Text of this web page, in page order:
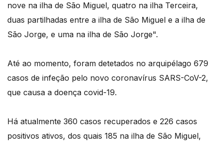
nove na ilha de São Miguel, quatro na ilha Terceira,
duas partilhadas entre a ilha de São Miguel e a ilha de
São Jorge, e uma na ilha de São Jorge".
Até ao momento, foram detetados no arquipélago 679
casos de infeção pelo novo coronavírus SARS-CoV-2,
que causa a doença covid-19.
Há atualmente 360 casos recuperados e 226 casos
positivos ativos, dos quais 185 na ilha de São Miguel,